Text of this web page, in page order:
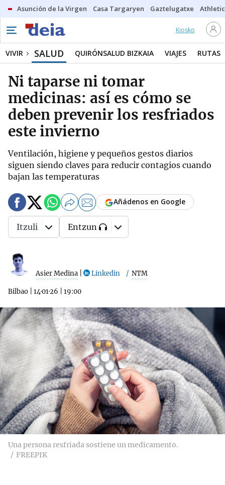
Asunción de la Virgen Casa Targaryen Gaztelugatxe Athletic
Kiosko
VIVIR SALUD QUIRÓNSALUD BIZKAIA VIAJES RUTAS
Ni taparse ni tomar
medicinas: así es cómo se
deben prevenir los resfriados
este invierno
Ventilación, higiene y pequeños gestos diarios
siguen siendo claves para reducir contagios cuando
bajan las temperaturas
Asier Medina Linkedin NTM
Bilbao 14·01·26 19:00
Añádenos en Google
Itzuli Entzun
Una persona resfriada sostiene un medicamento.
FREEPIK